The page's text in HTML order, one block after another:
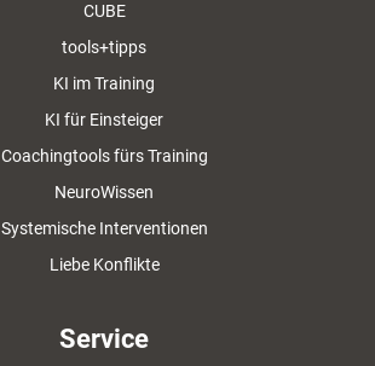
CUBE
tools+tipps
KI im Training
KI für Einsteiger
Coachingtools fürs Training
NeuroWissen
Systemische Interventionen
Liebe Konflikte
Service